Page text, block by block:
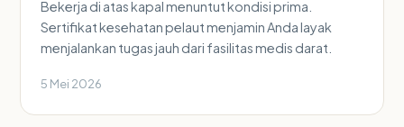
Bekerja di atas kapal menuntut kondisi prima.
Sertifikat kesehatan pelaut menjamin Anda layak
menjalankan tugas jauh dari fasilitas medis darat.
5 Mei 2026